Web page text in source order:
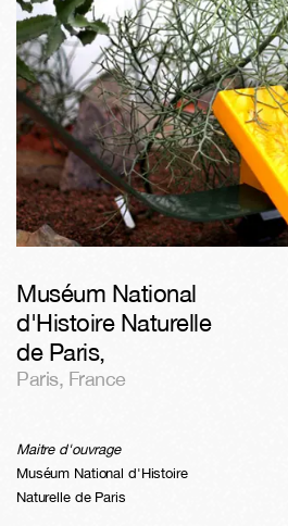
Muséum National
d'Histoire Naturelle
de Paris,
Paris, France
Maitre d'ouvrage
Muséum National d'Histoire
Naturelle de Paris